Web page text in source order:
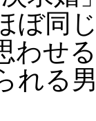
ぼ同
わせ
れる